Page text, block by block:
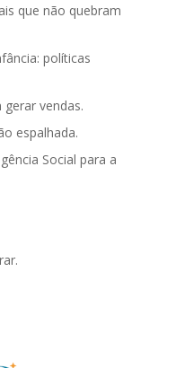
que não quebram
políticas
vendas.
espalhada.
Social para a